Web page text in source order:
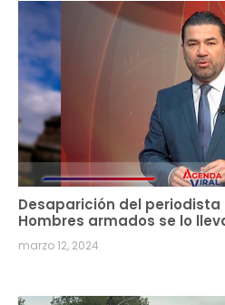
Desaparición del periodista
Hombres armados se lo
marzo 12, 2024